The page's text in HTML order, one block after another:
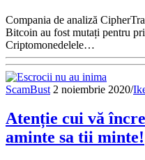
Compania de analiză
Bitcoin au fost mutați pentru
Criptomonedelele…
ScamBust 2 noiembrie 2020/
Atenție cui vă
aminte sa tii minte!